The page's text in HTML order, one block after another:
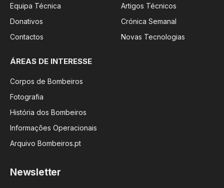
Equipa Técnica
Donativos
Contactos
Artigos Técnicos
Crónica Semanal
Novas Tecnologias
ÁREAS DE INTERESSE
Corpos de Bombeiros
Fotografia
História dos Bombeiros
Informações Operacionais
Arquivo Bombeiros.pt
Newsletter